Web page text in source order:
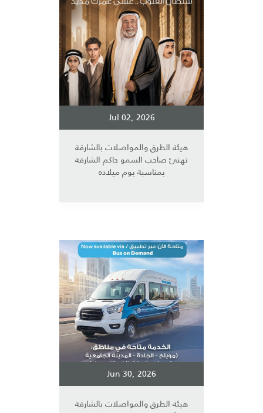
Jul 02, 2026
هيئة الطرق والمواصلات بالشارقة
تهنئ صاحب السمو حاكم الشارقة
بمناسبة يوم ميلاده
Jun 30, 2026
هيئة الطرق والمواصلات بالشارقة